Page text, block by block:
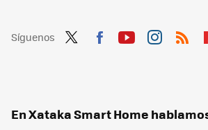
Síguenos
En Xataka Smart Home